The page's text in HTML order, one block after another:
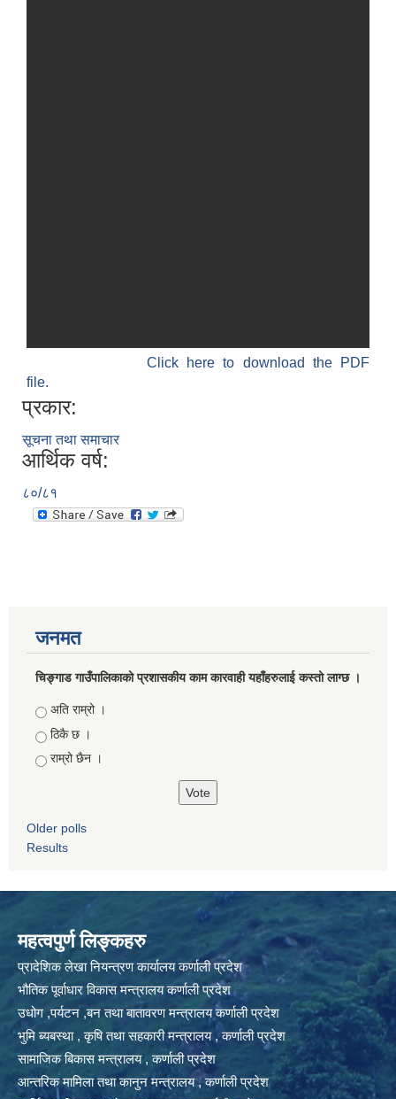
Click here to download the PDF
file.
प्रकार:
सूचना तथा समाचार
आर्थिक वर्ष:
८०/८१
जनमत
चिङ्गाड गाउँपालिकाको प्रशासकीय काम कारवाही यहाँहरुलाई कस्तो लाग्छ ।
Choices
अति राम्रो ।
ठिकै छ ।
राम्रो छैन ।
Older polls
Results
महत्वपुर्ण लिङ्कहरु
प्रादेशिक लेखा नियन्त्रण कार्यालय कर्णाली प्रदेश
भौतिक पूर्वाधार विकास मन्त्रालय कर्णाली प्रदेश
उधोग ,पर्यटन ,बन तथा बातावरण मन्त्रालय कर्णाली प्रदेश
भुमि ब्यबस्था , कृषि तथा सहकारी मन्त्रालय , कर्णाली प्रदेश
सामाजिक बिकास मन्त्रालय , कर्णाली प्रदेश
आन्तरिक मामिला तथा कानुन मन्त्रालय , कर्णाली प्रदेश